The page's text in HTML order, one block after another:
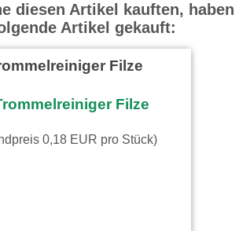
diesen Artikel kauften, haben
Artikel gekauft:
Filze
0,18 EUR pro Stück)